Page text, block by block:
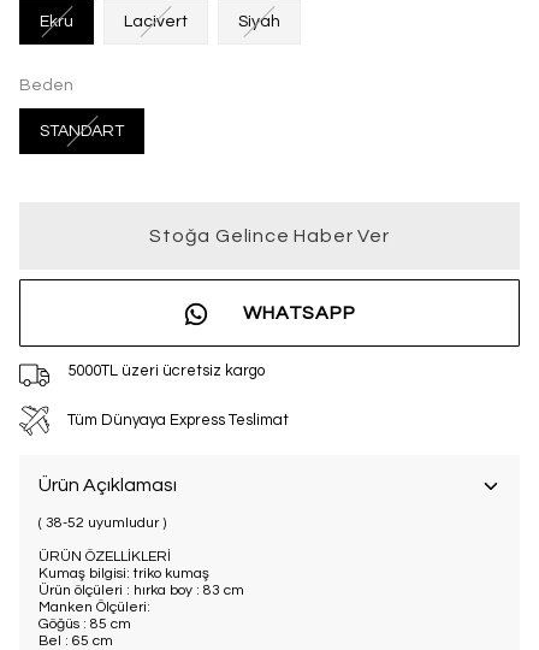
Ekru Lacivert Siyah
Beden
STANDART
Stoğa Gelince Haber Ver
WHATSAPP
5000TL üzeri ücretsiz kargo
Tüm Dünyaya Express Teslimat
Ürün Açıklaması
( 38-52 uyumludur )
ÜRÜN ÖZELLİKLERİ
Kumaş bilgisi: triko kumaş
Ürün ölçüleri : hırka boy : 83 cm
Manken Ölçüleri:
Göğüs : 85 cm
Bel : 65 cm